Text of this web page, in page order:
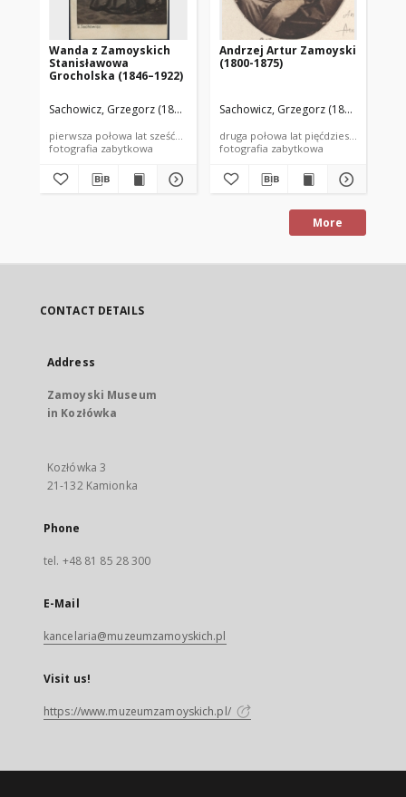
Wanda z Zamoyskich
Stanisławowa
Grocholska (1846–1922)
Sachowicz, Grzegorz (1819-1877)
pierwsza połowa lat sześćdziesiątych XIX wieku
fotografia zabytkowa
Andrzej Artur Zamoyski
(1800-1875)
Sachowicz, Grzegorz (1819-1877)
druga połowa lat pięćdziesiątych XIX
fotografia zabytkowa
More
CONTACT DETAILS
Address
Zamoyski Museum
in Kozłówka
Kozłówka 3
21-132 Kamionka
Phone
tel. +48 81 85 28 300
E-Mail
kancelaria@muzeumzamoyskich.pl
Visit us!
https://www.muzeumzamoyskich.pl/